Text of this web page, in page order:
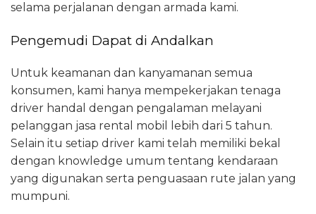
selama perjalanan dengan armada kami.
Pengemudi Dapat di Andalkan
Untuk keamanan dan kanyamanan semua
konsumen, kami hanya mempekerjakan tenaga
driver handal dengan pengalaman melayani
pelanggan jasa rental mobil lebih dari 5 tahun.
Selain itu setiap driver kami telah memiliki bekal
dengan knowledge umum tentang kendaraan
yang digunakan serta penguasaan rute jalan yang
mumpuni.